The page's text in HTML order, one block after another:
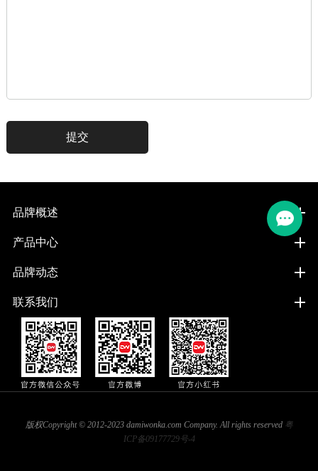
品牌概述
产品中心
品牌动态
联系我们
版权Copyright © 2012-2023 damiwonka.com Company. All rights reserved 粤
ICP备09177729号-4